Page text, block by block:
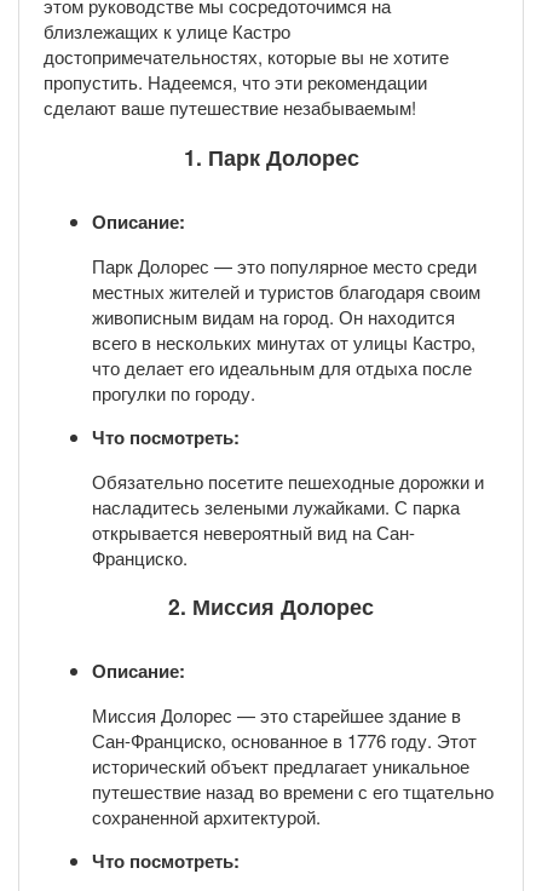
этом руководстве мы сосредоточимся на
близлежащих к улице Кастро
достопримечательностях, которые вы не хотите
пропустить. Надеемся, что эти рекомендации
сделают ваше путешествие незабываемым!
1. Парк Долорес
Описание:
Парк Долорес — это популярное место среди
местных жителей и туристов благодаря своим
живописным видам на город. Он находится
всего в нескольких минутах от улицы Кастро,
что делает его идеальным для отдыха после
прогулки по городу.
Что посмотреть:
Обязательно посетите пешеходные дорожки и
насладитесь зелеными лужайками. С парка
открывается невероятный вид на Сан-
Франциско.
2. Миссия Долорес
Описание:
Миссия Долорес — это старейшее здание в
Сан-Франциско, основанное в 1776 году. Этот
исторический объект предлагает уникальное
путешествие назад во времени с его тщательно
сохраненной архитектурой.
Что посмотреть: